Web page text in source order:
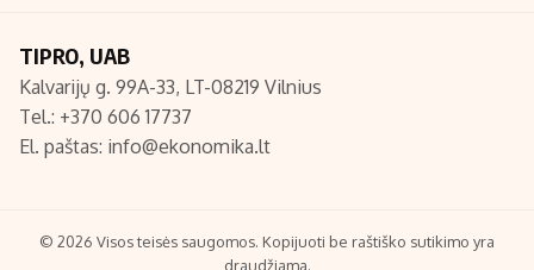
Redakcija
Turinio žymėjimo taisyklės
TIPRO, UAB
Kalvarijų g. 99A-33, LT-08219 Vilnius
Tel.: +370 606 17737
El. paštas: info@ekonomika.lt
© 2026 Visos teisės saugomos. Kopijuoti be raštiško sutikimo yra
draudžiama.